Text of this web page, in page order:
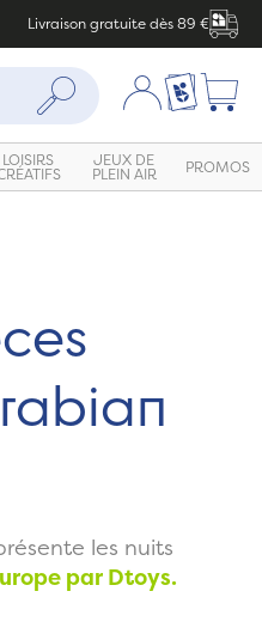
Livraison gratuite dès 89 €
Rechercher Mon compte
Ma liste
LOISIRS JEUX DE
PLEIN AIR PROMOS
les nuits
par Dtoys.